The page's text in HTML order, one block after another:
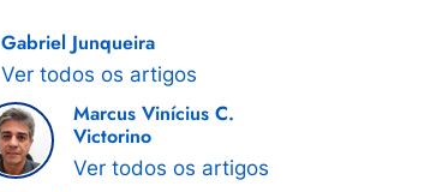
Gabriel Junqueira
Ver todos os artigos
Marcus Vinícius C.
Victorino
Ver todos os artigos